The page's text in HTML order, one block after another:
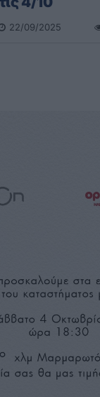
22/09/2025